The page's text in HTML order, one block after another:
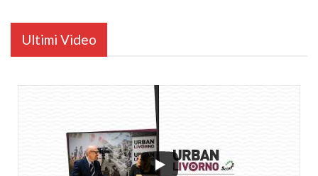
Ultimi Video